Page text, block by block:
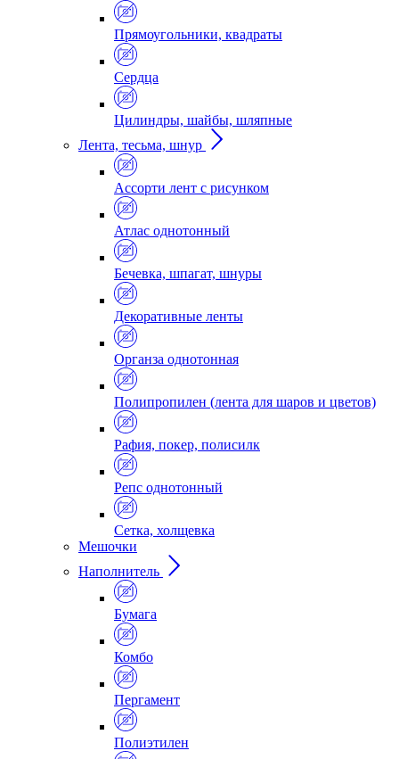
Прямоугольники, квадраты
Сердца
Цилиндры, шайбы, шляпные
Лента, тесьма, шнур
Ассорти лент с рисунком
Атлас однотонный
Бечевка, шпагат, шнуры
Декоративные ленты
Органза однотонная
Полипропилен (лента для шаров и цветов)
Рафия, покер, полисилк
Репс однотонный
Сетка, холщевка
Мешочки
Наполнитель
Бумага
Комбо
Пергамент
Полиэтилен